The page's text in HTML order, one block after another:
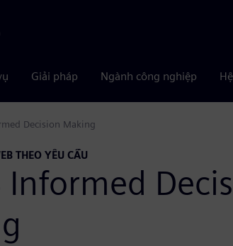
Giải pháp Ngành công nghiệp
Software
Decision Making
THEO YÊU CẦU
Informed